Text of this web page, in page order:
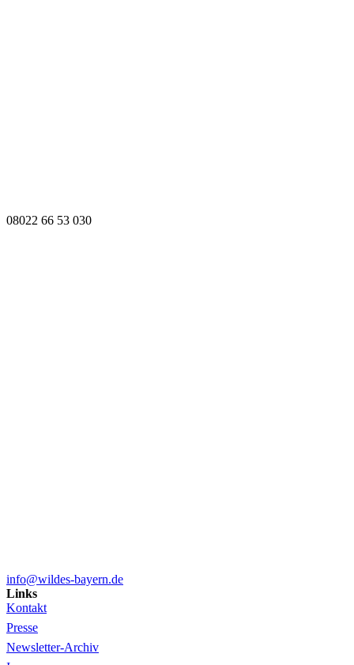
08022 66 53 030
info@wildes-bayern.de
Links
Kontakt
Presse
Newsletter-Archiv